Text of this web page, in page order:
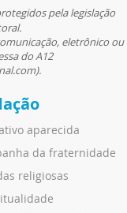
pela legislação
eletrônico ou
do A12
aparecida
da fraternidade
religiosas